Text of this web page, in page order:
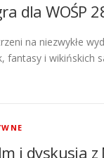
dla WOŚP
na niezwykłe
fantasy i
i dyskusja